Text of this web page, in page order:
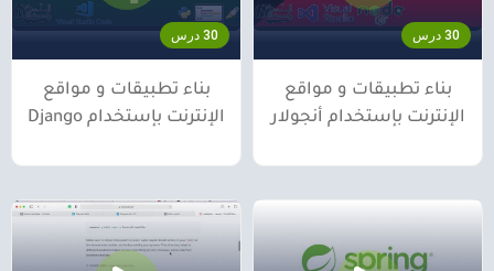
30 درس
بناء تطبيقات و مواقع
الإنترنت بإستخدام أنجولار
30 درس
بناء تطبيقات و مواقع
الإنترنت بإستخدام Django